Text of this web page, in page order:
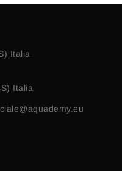
Italia
Italia